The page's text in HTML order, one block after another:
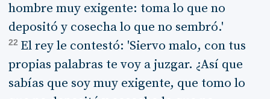
hombre muy exigente: toma lo que no
depositó y cosecha lo que no sembró.'
22 El rey le contestó: 'Siervo malo, con tus
propias palabras te voy a juzgar. ¿Así que
sabías que soy muy exigente, que tomo lo